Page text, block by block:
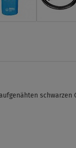
schwarzen